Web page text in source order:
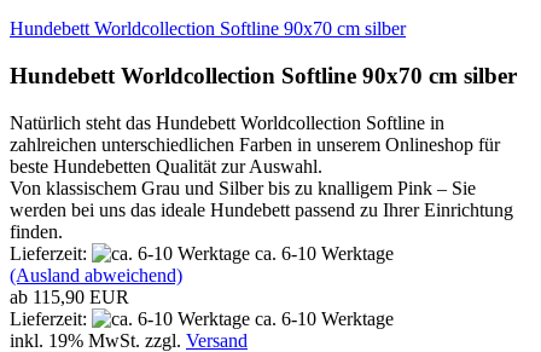
Hundebett Worldcollection Softline 90x70 cm silber
Hundebett Worldcollection Softline 90x70 cm silber
Natürlich steht das Hundebett Worldcollection Softline in
zahlreichen unterschiedlichen Farben in unserem Onlineshop für
beste Hundebetten Qualität zur Auswahl.
Von klassischem Grau und Silber bis zu knalligem Pink – Sie
werden bei uns das ideale Hundebett passend zu Ihrer Einrichtung
finden.
Lieferzeit:
ca. 6-10 Werktage
(Ausland abweichend)
ab 115,90 EUR
Lieferzeit:
ca. 6-10 Werktage
inkl. 19% MwSt. zzgl. Versand